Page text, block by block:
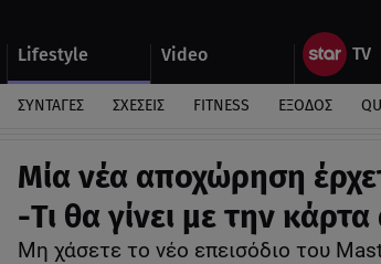
Lifestyle Video
ΣΥΝΤΑΓΕΣ ΣΧΕΣΕΙΣ FITNESS ΕΞΟΔΟΣ
Μία νέα αποχώρηση
-Τι θα γίνει με την
Μη χάσετε το νέο επεισόδιο του